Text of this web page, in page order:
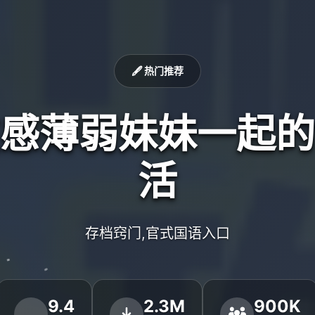
🖋️ 热门推荐
薄弱妹妹一起
活
存档窍门,官式国语入口
9.4 2.3M 900K